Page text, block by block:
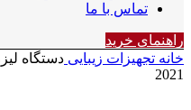
تماس با ما
راهنمای خرید
خانه تجهیزات زیبایی
2021